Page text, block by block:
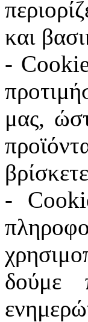
και
-
μας,
-
δούμε